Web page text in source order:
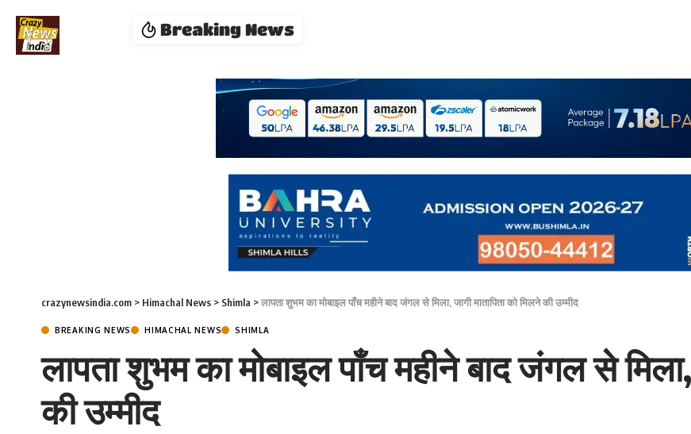
Breaking News
crazynewsindia.com > Himachal News > Shimla >लापता शुभम का मोबाइल पाँच महीने बाद जंगल से मिला, जागी मातापिता को मिलने की उम्मीद
BREAKING NEWS HIMACHAL NEWS SHIMLA
लापता शुभम का मोबाइल पाँच महीने बाद जंगल से मिला,
की उम्मीद